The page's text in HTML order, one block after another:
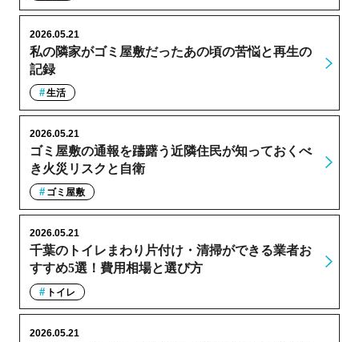
私の隣家がゴミ屋敷だったあの頃の苦悩と再生の
記録
2026.05.21
生活
ゴミ屋敷の通報を躊躇う近隣住民が知っておくべ
き火災リスクと自衛
2026.05.21
ゴミ屋敷
千葉のトイレまわり片付け・清掃ができる業者お
すすめ5選！費用相場と選び方
2026.05.21
トイレ
2026.05.21